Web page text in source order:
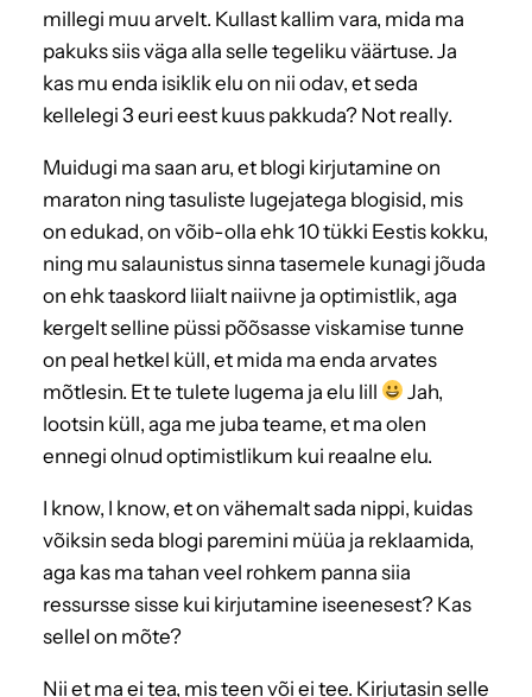
millegi muu arvelt. Kullast kallim vara, mida ma
pakuks siis väga alla selle tegeliku väärtuse. Ja
kas mu enda isiklik elu on nii odav, et seda
kellelegi 3 euri eest kuus pakkuda? Not really.
Muidugi ma saan aru, et blogi kirjutamine on
maraton ning tasuliste lugejatega blogisid, mis
on edukad, on võib-olla ehk 10 tükki Eestis kokku,
ning mu salaunistus sinna tasemele kunagi jõuda
on ehk taaskord liialt naiivne ja optimistlik, aga
kergelt selline püssi põõsasse viskamise tunne
on peal hetkel küll, et mida ma enda arvates
mõtlesin. Et te tulete lugema ja elu lill
Jah,
lootsin küll, aga me juba teame, et ma olen
ennegi olnud optimistlikum kui reaalne elu.
I know, I know, et on vähemalt sada nippi, kuidas
võiksin seda blogi paremini müüa ja reklaamida,
aga kas ma tahan veel rohkem panna siia
ressursse sisse kui kirjutamine iseenesest? Kas
sellel on mõte?
Nii et ma ei tea, mis teen või ei tee. Kirjutasin selle